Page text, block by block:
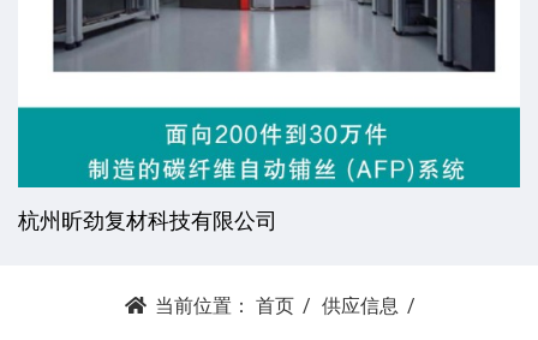
杭州昕劲复材科技有限公司
当前位置： 首页 供应信息